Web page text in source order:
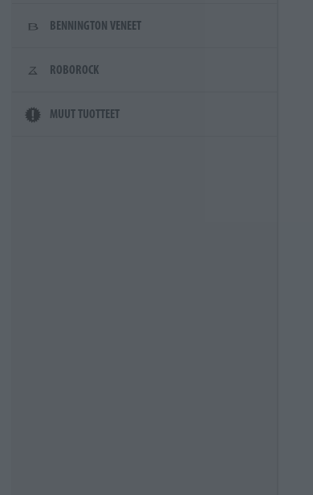
BENNINGTON VENEET
ROBOROCK
MUUT TUOTTEET